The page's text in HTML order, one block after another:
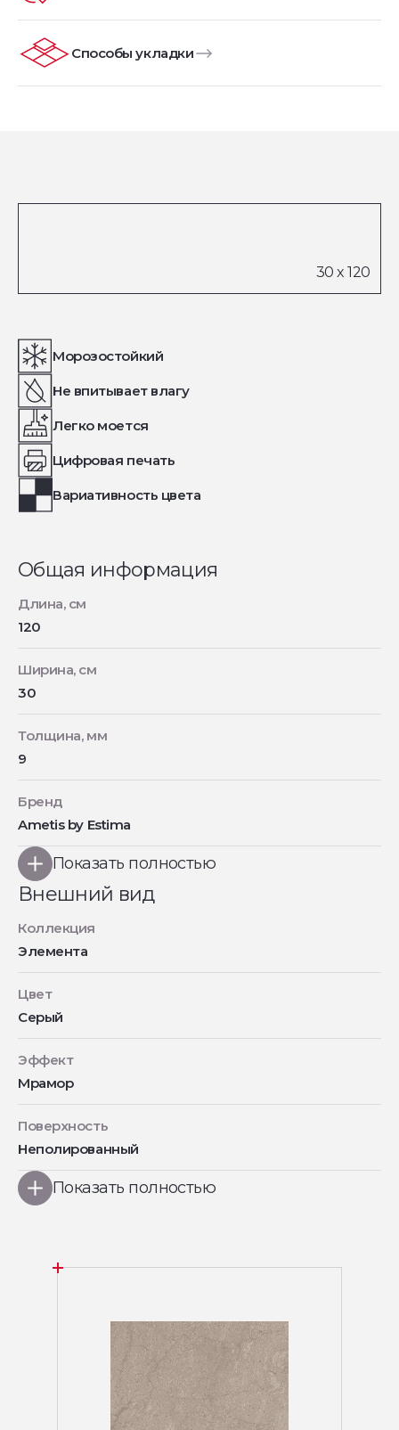
Способы укладки
Морозостойкий
Не впитывает влагу
Легко моется
Цифровая печать
Вариативность цвета
Общая информация
Длина, см
120
Ширина, см
30
Толщина, мм
9
Бренд
Ametis by Estima
Показать полностью
Внешний вид
Коллекция
Элемента
Цвет
Серый
Эффект
Мрамор
Поверхность
Неполированный
Показать полностью